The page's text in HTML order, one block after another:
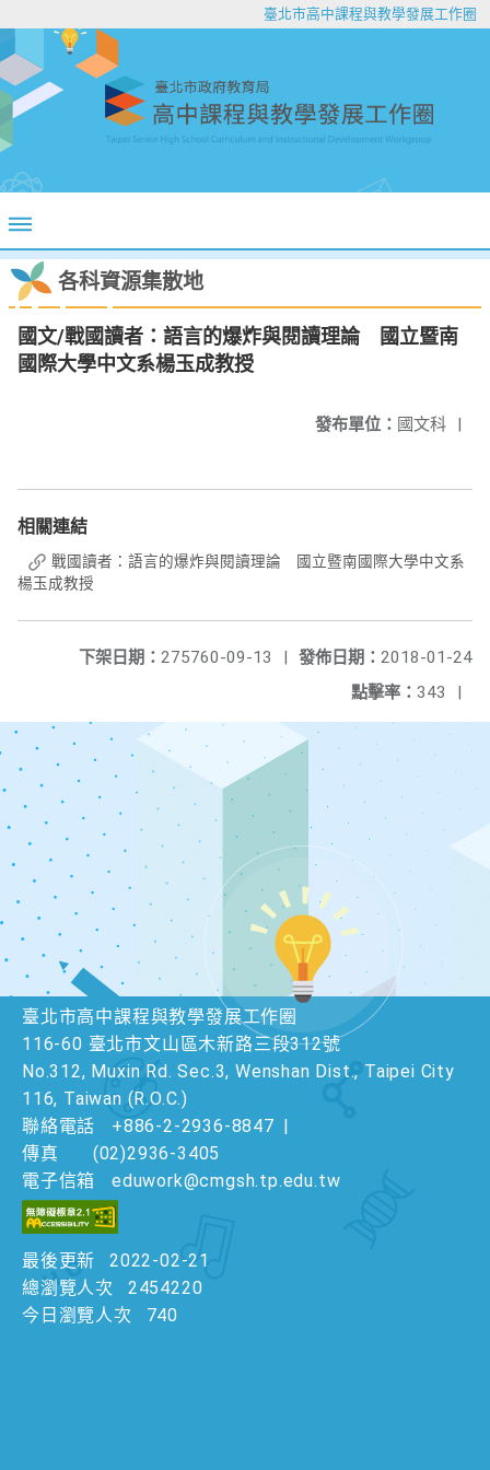
臺北市高中課程與教學發展工作圈
各科資源集散地
國文/戰國讀者：語言的爆炸與閱讀理論 國立暨南
國際大學中文系楊玉成教授
發布單位： 國文科 |
相關連結
戰國讀者：語言的爆炸與閱讀理論 國立暨南國際大學中文系
楊玉成教授
發佈日期： 2018-01-24
下架日期： 275760-09-13
|
點擊率： 343 |
臺北市高中課程與教學發展工作圈
116-60 臺北市文山區木新路三段312號
No.312, Muxin Rd. Sec.3, Wenshan Dist., Taipei City
116, Taiwan (R.O.C.)
聯絡電話
+886-2-2936-8847 |
傳真
(02)2936-3405
電子信箱
eduwork@cmgsh.tp.edu.tw
最後更新
2022-02-21
總瀏覽人次
2454220
今日瀏覽人次
740